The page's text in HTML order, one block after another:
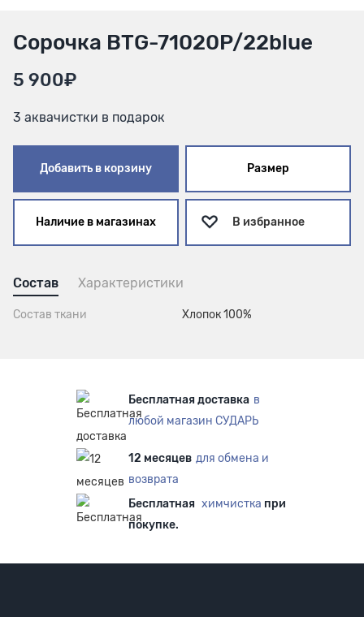
Сорочка BTG-71020P/22blue
5 900₽
3 аквачистки в подарок
Добавить в корзину Размер
Наличие в магазинах В избранное
Состав Характеристики
Состав ткани Хлопок 100%
Бесплатная доставка в
любой магазин СУДАРЬ
12 месяцев для обмена и
возврата
Бесплатная химчистка при
покупке.